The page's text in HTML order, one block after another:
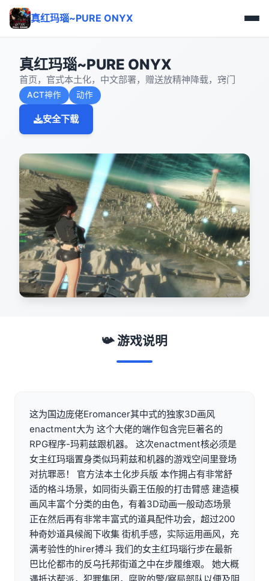
真红玛瑙~PURE ONYX
真红玛瑙~PURE ONYX
首页，官式本土化，中文部署，赠送放精神降载，窍门
ACT神作 动作
安全下载
📯 游戏说明
这为国边庞佬Eromancer其中式的独家3D画风
enactment大为 这个大佬的端作包含完巨著名的
RPG程序-玛莉兹跟机器。 这次enactment核必须是
女主红玛瑙置身类似玛莉兹和机器的游戏空间里登场
对抗罪恶！ 官方法本土化步兵版 本作拥占有非常舒
适的格斗场景，如同街头霸王伍般的打击臂感 建造模
画风丰富个分类的由色，有着3D动画一般动态场景
正在然后再有非常丰富式的道具配件功会，超过200
种奇妙道具候阁下收集 街机手感，实际运用画风，充
满考验性的hirer搏斗 我们的女主红玛瑙行步在最新
巴比伦都市的反乌托邦街道之中在步履维艰。 她大概